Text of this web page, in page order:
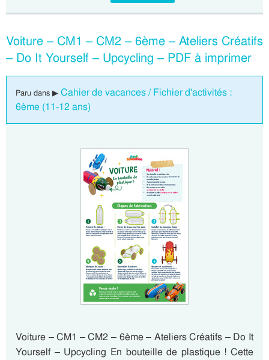
Voiture – CM1 – CM2 – 6ème – Ateliers Créatifs
– Do It Yourself – Upcycling – PDF à imprimer
Paru dans ▶ Cahier de vacances / Fichier d'activités :
6ème (11-12 ans)
Voiture – CM1 – CM2 – 6ème – Ateliers Créatifs – Do It
Yourself – Upcycling En bouteille de plastique ! Cette